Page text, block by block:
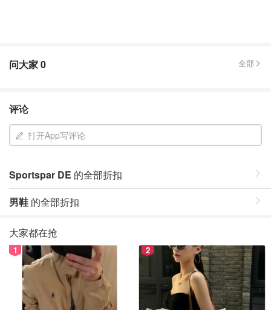
问大家0 全部
评论
打开App写评论
Sportspar DE 的全部折扣
男鞋 的全部折扣
大家都在抢
1 2